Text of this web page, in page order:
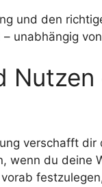
und den
– unabhängig
verschafft dir
wenn du deine